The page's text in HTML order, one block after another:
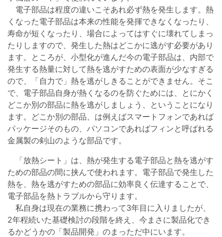
電子部品は程度の違いこそあれ必ず熱を発生します。熱
くなった電子部品は本来の性能を発揮できなくなったり、
寿命が短くなったり、場合によってはすぐに壊れてしまっ
たりしますので、発生した熱はどこかに逃がす必要があり
ます。ところが、小型化が進んだ今の電子部品は、内部で
発生する熱量に対して熱を逃がすための表面が少なすぎる
ので、「自力で」熱を逃がしきることができません。そこ
で、電子部品自身が熱くなるのを防ぐためには、とにかく
どこか別の部品に熱を逃がしましょう、ということになり
ます。どこか別の部品、は例えばスマートフォンであれば
パッケージそのもの、パソコンであればフィンと呼ばれる
金属製の剣山のような部品です。
「放熱シート」は、熱が発生する電子部品と熱を逃がす
ための部品の間に挟んで使われます。電子部品で発生した
熱を、熱を逃がすための部品に効率良く伝達することで、
電子部品を熱トラブルから守ります。
私自身は現在の業務に携わって3年目に入りましたが、
2年程続いた基礎検討の段階を終え、今まさに製品化でき
るかどうかの「製品開発」のまっただ中にいます。